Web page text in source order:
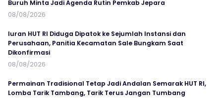
Buruh Minta Jadi Agenda Rutin Pemkab Jepara
08/08/2026
Iuran HUT RI Diduga Dipatok ke Sejumlah Instansi dan
Perusahaan, Panitia Kecamatan Sale Bungkam Saat
Dikonfirmasi
08/08/2026
Permainan Tradisional Tetap Jadi Andalan Semarak HUT RI,
Lomba Tarik Tambang, Tarik Terus Jangan Tumbang